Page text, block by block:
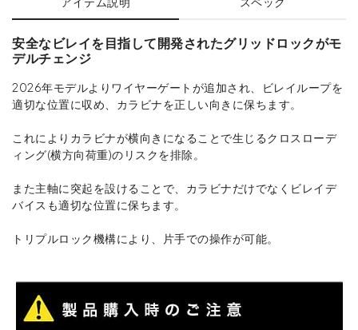
安全なビレイを目指して開発されたグリッドロックがモ
デルチェンジ
2026年モデルよりワイヤーゲートが追加され、ビレイループを
適切な位置に収め、カラビナを正しい向きに保ちます。
これによりカラビナが横向きになることで生じるクロスローデ
ィング(横方向荷重)のリスクを排除。
また主軸に突起を設けることで、カラビナだけでなくビレイデ
バイスも適切な位置に保ちます。
トリプルロック機構により、片手での操作が可能。